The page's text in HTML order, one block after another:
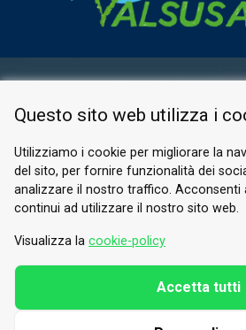
PRIVACY
© 2026 Valle di
Tesori di Arte e Cultura
Tel.
E-mail.
Questo sito web utilizza i
Utilizziamo i cookie per migliorare la
del sito, per fornire funzionalità dei
analizzare il nostro traffico. Acconsenti
continui ad utilizzare il nostro sito web.
Visualizza la cookie-policy
Accetta tutti